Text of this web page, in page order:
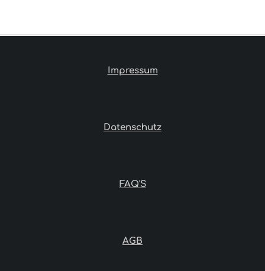
N
N
N
N
Impressum
Datenschutz
FAQ'S
AGB